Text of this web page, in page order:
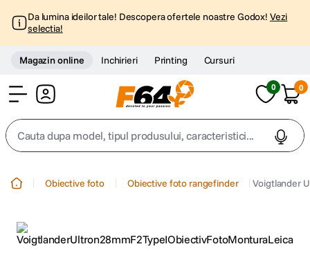
Da lumina ideilor tale! Descopera ofertele noastre Godox! Vezi
selectia!
Magazin online Inchirieri Printing Cursuri
0 0
Cauta dupa model, tipul produsului, caracteristici...
2. trepied
Obiective foto Obiective foto rangefinder Voigtlander